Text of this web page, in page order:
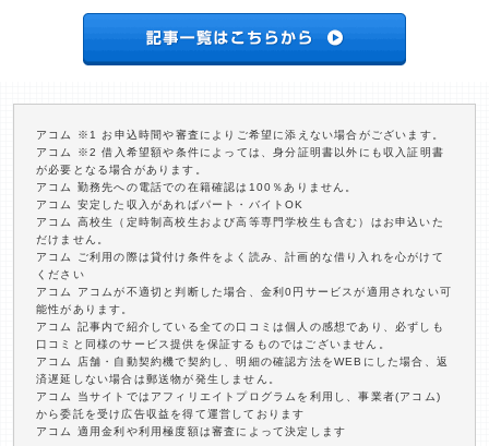
アコム ※1 お申込時間や審査によりご希望に添えない場合がございます。
アコム ※2 借入希望額や条件によっては、身分証明書以外にも収入証明書
が必要となる場合があります。
アコム 勤務先への電話での在籍確認は100％ありません。
アコム 安定した収入があればパート・バイトOK
アコム 高校生（定時制高校生および高等専門学校生も含む）はお申込いた
だけません。
アコム ご利用の際は貸付け条件をよく読み、計画的な借り入れを心がけて
ください
アコム アコムが不適切と判断した場合、金利0円サービスが適用されない可
能性があります。
アコム 記事内で紹介している全ての口コミは個人の感想であり、必ずしも
口コミと同様のサービス提供を保証するものではございません。
アコム 店舗・自動契約機で契約し、明細の確認方法をWEBにした場合、返
済遅延しない場合は郵送物が発生しません。
アコム 当サイトではアフィリエイトプログラムを利用し、事業者(アコム)
から委託を受け広告収益を得て運営しております
アコム 適用金利や利用極度額は審査によって決定します